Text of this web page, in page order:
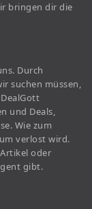
bringen dir die
Durch
suchen müssen,
und Deals,
Wie zum
verlost wird.
oder
gibt.